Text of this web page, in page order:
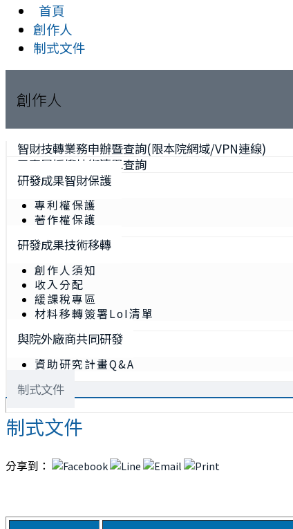
首頁
創作人
制式文件
創作人
智財技轉業務申辦暨查詢(限本院網域/VPN連線)
已專屬授權技術清單查詢
研發成果智財保護
專利權保護
著作權保護
研發成果技術移轉
創作人須知
收入分配
緩課稅專區
材料移轉簽署LoI清單
與院外廠商共同研發
資助研究計畫Q&A
制式文件
制式文件
分享到：